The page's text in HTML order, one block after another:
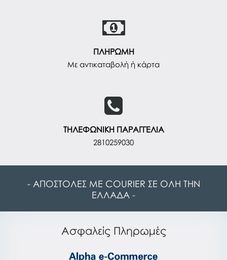
ΠΛΗΡΩΜΗ
Με αντικαταβολή ή κάρτα
ΤΗΛΕΦΩΝΙΚΗ ΠΑΡΑΓΓΕΛΙΑ
2810259030
- ΑΠΟΣΤΟΛΕΣ ΜΕ COURIER ΣΕ ΟΛΗ ΤΗΝ
ΕΛΛΑΔΑ -
Ασφαλείς Πληρωμές